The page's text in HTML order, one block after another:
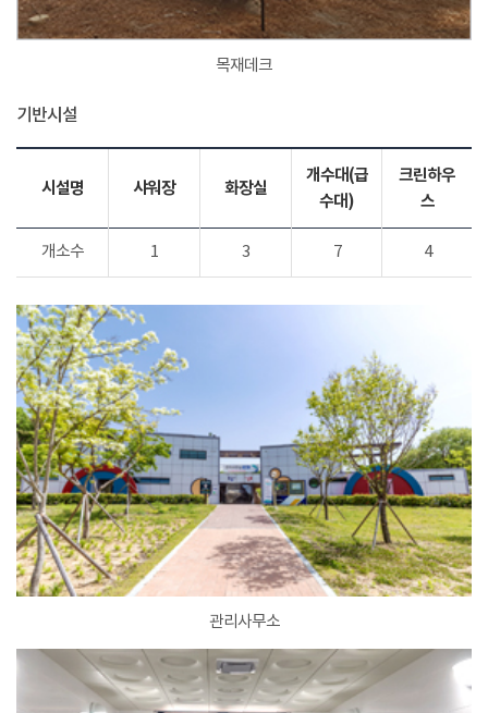
목재데크
기반시설
시설명 샤워장 화장실
개수대(급
수대)
크린하우
스
개소수 1 3 7 4
관리사무소